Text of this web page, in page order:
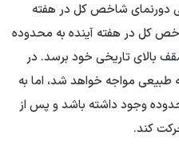
دورنمای شاخص کل در هفته
کل در هفته آینده به محدوده
بالای تاریخی خود برسد. در
طبیعی مواجه خواهد شد، اما به
وجود داشته باشد و پس از
کند.